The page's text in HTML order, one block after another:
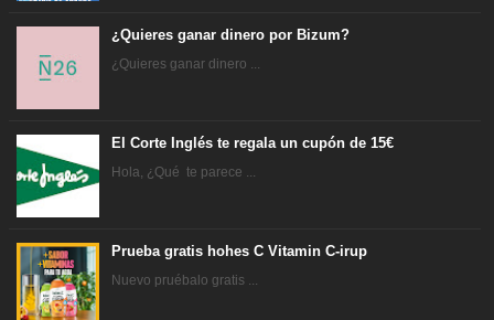
¿Quieres ganar dinero por Bizum?
¿Quieres ganar dinero ...
El Corte Inglés te regala un cupón de 15€
Hola, ¿Qué te parece ...
Prueba gratis hohes C Vitamin C-irup
Nuevo pruébalo gratis ...